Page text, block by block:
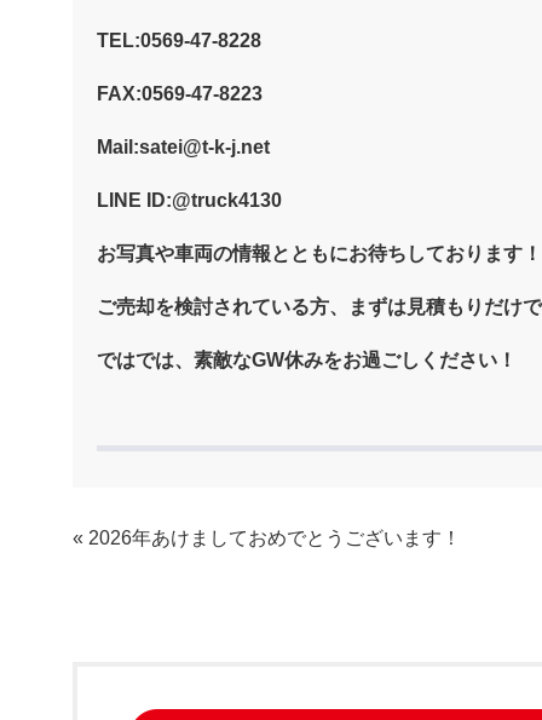
TEL:0569-47-8228
FAX:0569-47-8223
Mail:satei@t-k-j.net
LINE ID:@truck4130
お写真や車両の情報とともにお待ちしております！
ご売却を検討されている方、まずは見積もりだけ
ではでは、素敵なGW休みをお過ごしください！
« 2026年あけましておめでとうございます！